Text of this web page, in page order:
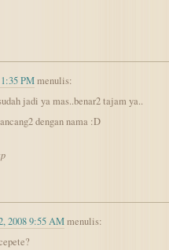
PMmenulis:
jadi ya mas..benar2 tajam ya..
dengan nama :D
2008 9:55 AMmenulis: